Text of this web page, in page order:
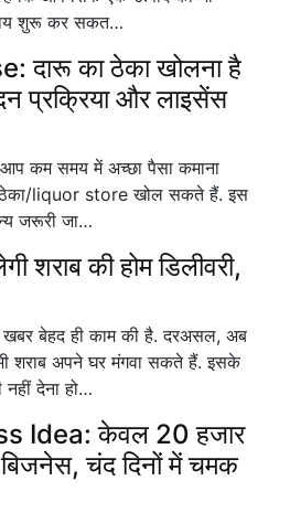
शुरू कर सकत…
दारू का ठेका खोलना है
प्रक्रिया और लाइसेंस
कम समय में अच्छा पैसा कमाना
ठेका/liquor store खोल सकते हैं. इस
जरूरी जा…
शराब की होम डिलीवरी,
खबर बेहद ही काम की है. दरअसल, अब
शराब अपने घर मंगवा सकते हैं. इसके
देना हो…
Idea: केवल 20 हजार
चंद दिनों में चमक